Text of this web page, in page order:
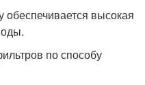
высокая
по способу